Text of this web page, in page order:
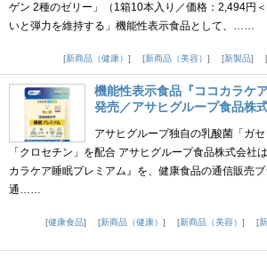
ゲン 2種のゼリー」（1箱10本入り／価格：2,494円
いと弾力を維持する」機能性表示食品として、……
新商品（健康）
新商品（美容） 新製品
機能性表示食品『ココカラケ
発売／アサヒグループ食品株
アサヒグループ独自の乳酸菌「ガセ
「クロセチン」を配合 アサヒグループ食品株式会社
カラケア睡眠プレミアム』を、健康食品の通信販売
通……
健康食品
新商品（健康） 新商品（美容）